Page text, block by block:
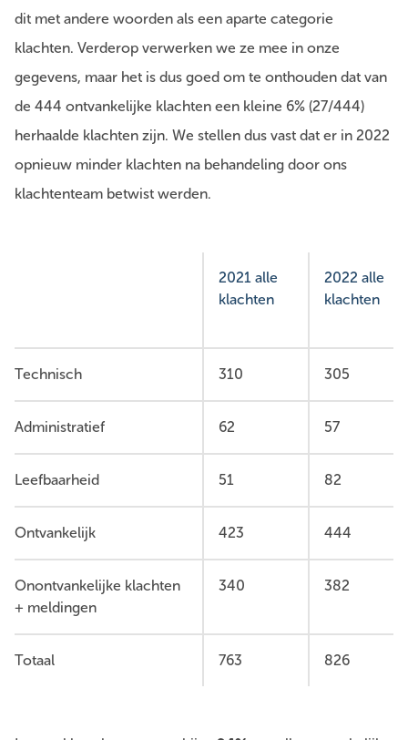
dit met andere woorden als een aparte categorie
klachten. Verderop verwerken we ze mee in onze
gegevens, maar het is dus goed om te onthouden dat van
de 444 ontvankelijke klachten een kleine 6% (27/444)
herhaalde klachten zijn. We stellen dus vast dat er in 2022
opnieuw minder klachten na behandeling door ons
klachtenteam betwist werden.
2021 alle
klachten
2022 alle
klachten
Technisch 310 305
Administratief 62 57
Leefbaarheid 51 82
Ontvankelijk 423 444
Onontvankelijke klachten
+ meldingen
340 382
Totaal 763 826